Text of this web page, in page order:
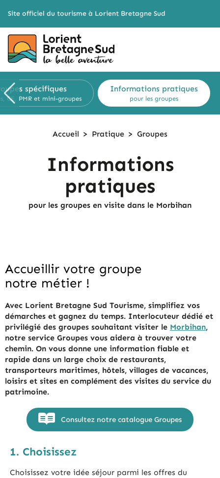
Site officiel du tourisme à Lorient Bretagne Sud
spécifiques
CE, PMR et mini-groupes
Informations pratiques
pour les groupes
Accueil > Pratique > Groupes
Informations
pratiques
pour les groupes en visite dans le Morbihan
Accueillir votre groupe
notre métier !
Avec Lorient Bretagne Sud Tourisme, simplifiez vos
démarches et gagnez du temps. Interlocuteur dédié et
privilégié des groupes souhaitant visiter le Morbihan,
notre service Groupes vous aidera à trouver votre
chemin. On vous donne une information fiable et
rapide dans un large choix de restaurants,
transporteurs maritimes, hôtels, villages de vacances,
loisirs et sites en complément des visites du service du
patrimoine.
Consultez notre catalogue Groupes
1. Choisissez
Choisissez votre idée séjour parmi les offres du